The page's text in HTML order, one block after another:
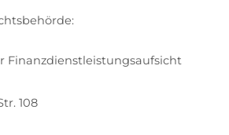
Finanzdienstleistungsaufsicht
108